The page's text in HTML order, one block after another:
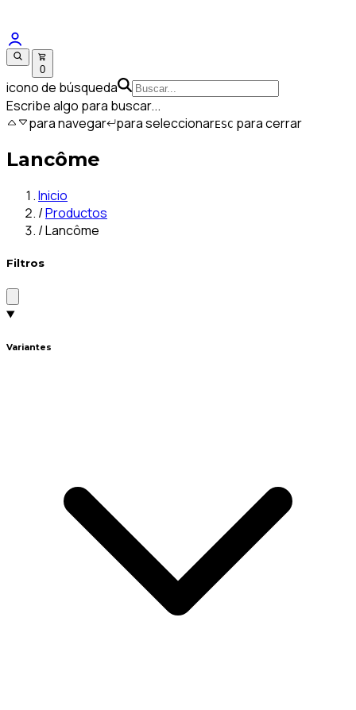
0
icono de búsqueda
Escribe algo para buscar...
para navegar para seleccionarESC para cerrar
Lancôme
Inicio
/Productos
/Lancôme
Filtros
Variantes